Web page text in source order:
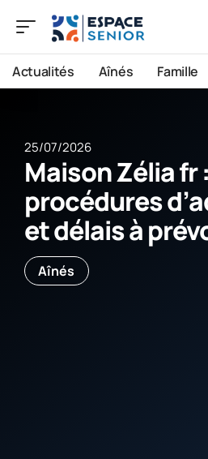
Actualités Aînés Famille
25/07/2026
Maison Zélia fr :
procédures
et délais à
Aînés